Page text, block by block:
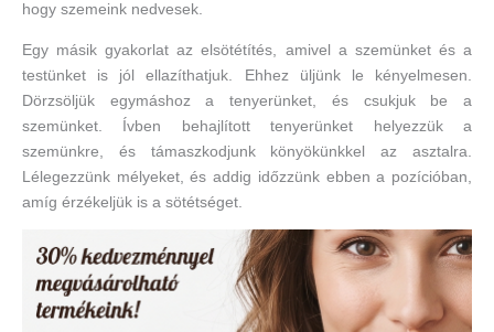
hogy szemeink nedvesek.
Egy másik gyakorlat az elsötétítés, amivel a szemünket és a
testünket is jól ellazíthatjuk. Ehhez üljünk le kényelmesen.
Dörzsöljük egymáshoz a tenyerünket, és csukjuk be a
szemünket. Ívben behajlított tenyerünket helyezzük a
szemünkre, és támaszkodjunk könyökünkkel az asztalra.
Lélegezzünk mélyeket, és addig időzzünk ebben a pozícióban,
amíg érzékeljük is a sötétséget.